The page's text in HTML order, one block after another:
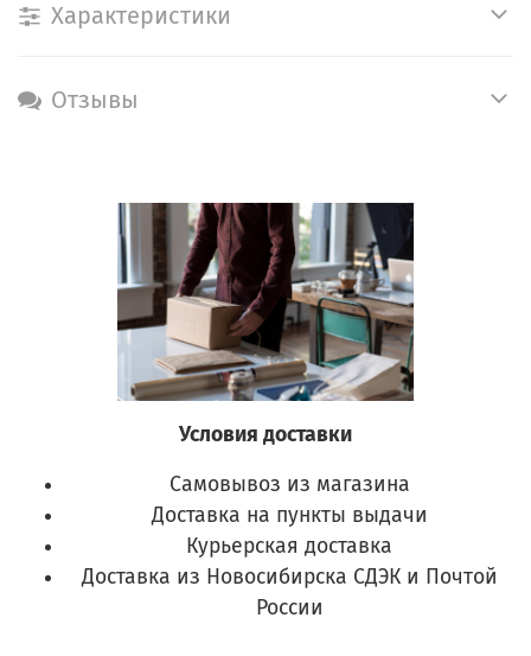
Характеристики
Отзывы
Условия доставки
Самовывоз из магазина
Доставка на пункты выдачи
Курьерская доставка
Доставка из Новосибирска СДЭК и Почтой
России